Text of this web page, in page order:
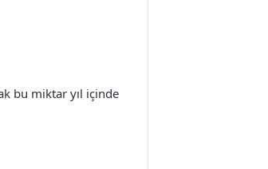
bu miktar yıl içinde